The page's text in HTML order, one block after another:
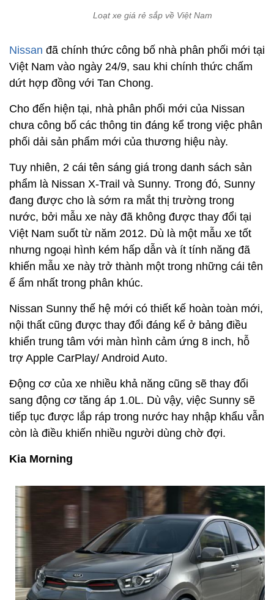
Loạt xe giá rẻ sắp về Việt Nam
Nissan đã chính thức công bố nhà phân phối mới tại
Việt Nam vào ngày 24/9, sau khi chính thức chấm
dứt hợp đồng với Tan Chong.
Cho đến hiện tại, nhà phân phối mới của Nissan
chưa công bố các thông tin đáng kể trong việc phân
phối dải sản phẩm mới của thương hiệu này.
Tuy nhiên, 2 cái tên sáng giá trong danh sách sản
phẩm là Nissan X-Trail và Sunny. Trong đó, Sunny
đang được cho là sớm ra mắt thị trường trong
nước, bởi mẫu xe này đã không được thay đổi tại
Việt Nam suốt từ năm 2012. Dù là một mẫu xe tốt
nhưng ngoại hình kém hấp dẫn và ít tính năng đã
khiến mẫu xe này trở thành một trong những cái tên
ế ẩm nhất trong phân khúc.
Nissan Sunny thế hệ mới có thiết kế hoàn toàn mới,
nội thất cũng được thay đổi đáng kể ở bảng điều
khiển trung tâm với màn hình cảm ứng 8 inch, hỗ
trợ Apple CarPlay/ Android Auto.
Động cơ của xe nhiều khả năng cũng sẽ thay đổi
sang động cơ tăng áp 1.0L. Dù vậy, việc Sunny sẽ
tiếp tục được lắp ráp trong nước hay nhập khẩu vẫn
còn là điều khiến nhiều người dùng chờ đợi.
Kia Morning